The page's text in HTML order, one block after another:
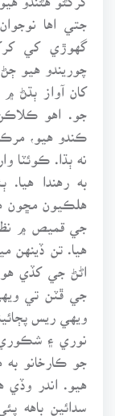
جتي اها
گهوڙي کي
چوريندو هيو
کان آواز ٻڌڻ
جو. اهو
ڪندو هيو،
نه ٻڌا. ڪوئٽا
به رهندا هيا.
هلڪيون مڇون
جي قميص ۾
هيا. تن
اڻڻ جي کڏي
جي ڦٽن تي
ويهي ريس
نوري ۽
جو ڪارخانو
هيو. اندر وڏي
سدائين باهه